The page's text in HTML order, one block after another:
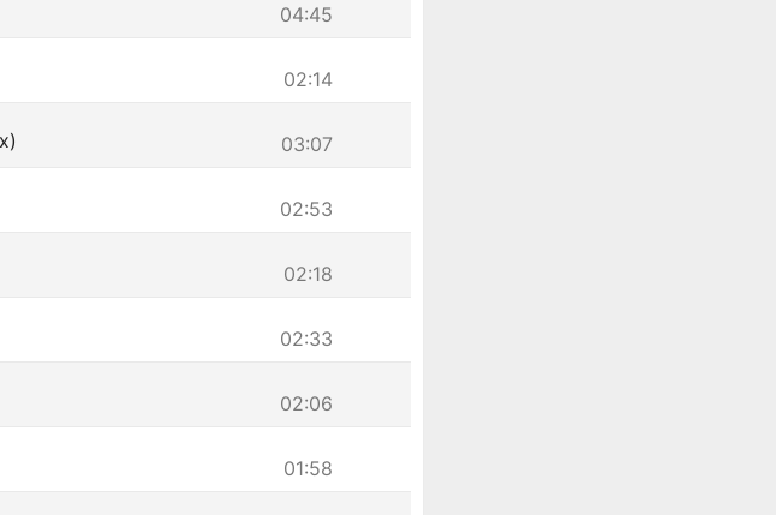
04:45
02:14
03:07
02:53
02:18
02:33
02:06
01:58